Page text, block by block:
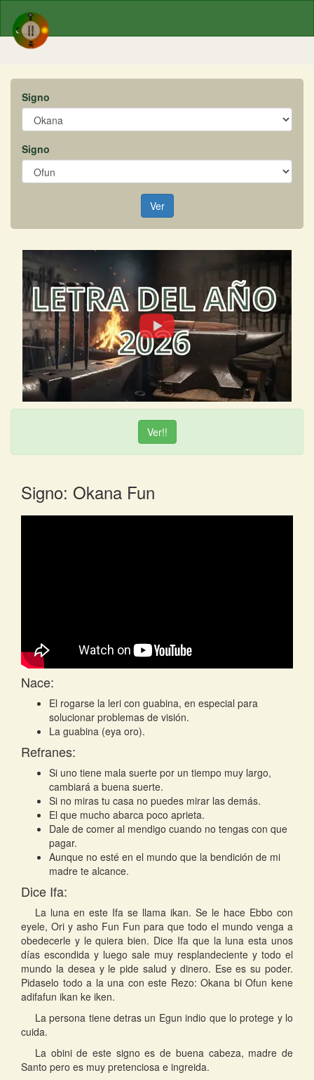
Signo
Signo
Ver
Ver!!
Signo: Okana Fun
Nace:
El rogarse la leri con guabina, en especial para
solucionar problemas de visión.
La guabina (eya oro).
Refranes:
Si uno tiene mala suerte por un tiempo muy largo,
cambiará a buena suerte.
Si no miras tu casa no puedes mirar las demás.
El que mucho abarca poco aprieta.
Dale de comer al mendigo cuando no tengas con que
pagar.
Aunque no esté en el mundo que la bendición de mi
madre te alcance.
Dice Ifa:
La luna en este Ifa se llama ikan. Se le hace Ebbo con
eyele, Ori y asho Fun Fun para que todo el mundo venga a
obedecerle y le quiera bien. Dice Ifa que la luna esta unos
días escondida y luego sale muy resplandeciente y todo el
mundo la desea y le pide salud y dinero. Ese es su poder.
Pidaselo todo a la una con este Rezo: Okana bi Ofun kene
adifafun ikan ke iken.
La persona tiene detras un Egun indio que lo protege y lo
cuida.
La obini de este signo es de buena cabeza, madre de
Santo pero es muy pretenciosa e ingreida.